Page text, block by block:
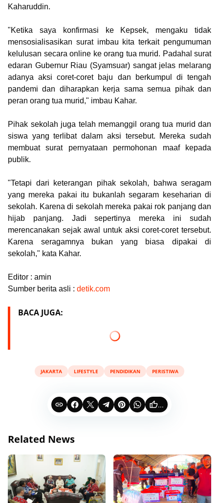
Kaharuddin.
"Ketika saya konfirmasi ke Kepsek, mengaku tidak
mensosialisasikan surat imbau kita terkait pengumuman
kelulusan secara online ke orang tua murid. Padahal surat
edaran Gubernur Riau (Syamsuar) sangat jelas melarang
adanya aksi coret-coret baju dan berkumpul di tengah
pandemi dan diharapkan kerja sama semua pihak dan
peran orang tua murid," imbau Kahar.
Pihak sekolah juga telah memanggil orang tua murid dan
siswa yang terlibat dalam aksi tersebut. Mereka sudah
membuat surat pernyataan permohonan maaf kepada
publik.
"Tetapi dari keterangan pihak sekolah, bahwa seragam
yang mereka pakai itu bukanlah segaram keseharian di
sekolah. Karena di sekolah mereka pakai rok panjang dan
hijab panjang. Jadi sepertinya mereka ini sudah
merencanakan sejak awal untuk aksi coret-coret tersebut.
Karena seragamnya bukan yang biasa dipakai di
sekolah," kata Kahar.
Editor : amin
Sumber berita asli : detik.com
BACA JUGA:
JAKARTA LIFESTYLE PENDIDIKAN PERISTIWA
...
Related News